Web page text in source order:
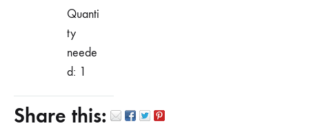
Quanti
ty
neede
d: 1
Share this: